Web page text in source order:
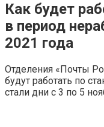
Как будет
в период
2021 года
Отделения «‎Почты
будут работать по
стали дни с 3 по 5